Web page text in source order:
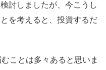
討しましたが、今こうし
を考えると、投資するだ
ことは多々あると思いま